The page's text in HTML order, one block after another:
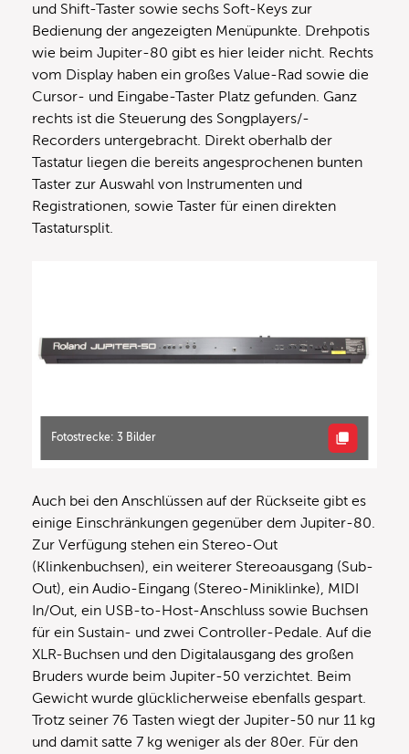
und Shift-Taster sowie sechs Soft-Keys zur
Bedienung der angezeigten Menüpunkte. Drehpotis
wie beim Jupiter-80 gibt es hier leider nicht. Rechts
vom Display haben ein großes Value-Rad sowie die
Cursor- und Eingabe-Taster Platz gefunden. Ganz
rechts ist die Steuerung des Songplayers/-
Recorders untergebracht. Direkt oberhalb der
Tastatur liegen die bereits angesprochenen bunten
Taster zur Auswahl von Instrumenten und
Registrationen, sowie Taster für einen direkten
Tastatursplit.
Fotostrecke: 3 Bilder
Auch bei den Anschlüssen auf der Rückseite gibt es
einige Einschränkungen gegenüber dem Jupiter-80.
Zur Verfügung stehen ein Stereo-Out
(Klinkenbuchsen), ein weiterer Stereoausgang (Sub-
Out), ein Audio-Eingang (Stereo-Miniklinke), MIDI
In/Out, ein USB-to-Host-Anschluss sowie Buchsen
für ein Sustain- und zwei Controller-Pedale. Auf die
XLR-Buchsen und den Digitalausgang des großen
Bruders wurde beim Jupiter-50 verzichtet. Beim
Gewicht wurde glücklicherweise ebenfalls gespart.
Trotz seiner 76 Tasten wiegt der Jupiter-50 nur 11 kg
und damit satte 7 kg weniger als der 80er. Für den